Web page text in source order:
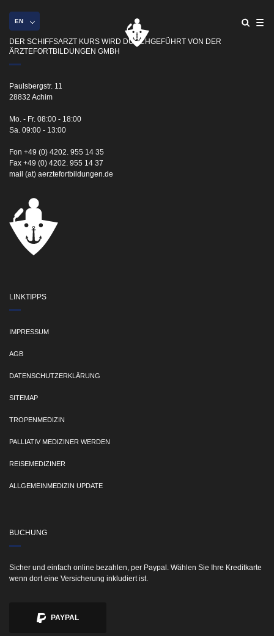
EN
DER SCHIFFSARZT KURS WIRD DURCHGEFÜHRT VON DER
ÄRZTEFORTBILDUNGEN GMBH
Paulsbergstr. 11
28832 Achim
Mo. - Fr. 08:00 - 18:00
Sa. 09:00 - 13:00
Fon +49 (0) 4202. 955 14 35
Fax +49 (0) 4202. 955 14 37
mail (at) aerztefortbildungen.de
LINKTIPPS
IMPRESSUM
AGB
DATENSCHUTZERKLÄRUNG
SITEMAP
TROPENMEDIZIN
PALLIATIV MEDIZINER WERDEN
REISEMEDIZINER
ALLGEMEINMEDIZIN UPDATE
BUCHUNG
Sicher und einfach online bezahlen, per Paypal. Wählen Sie Ihre Kreditkarte
wenn dort eine Versicherung inkludiert ist.
PAYPAL